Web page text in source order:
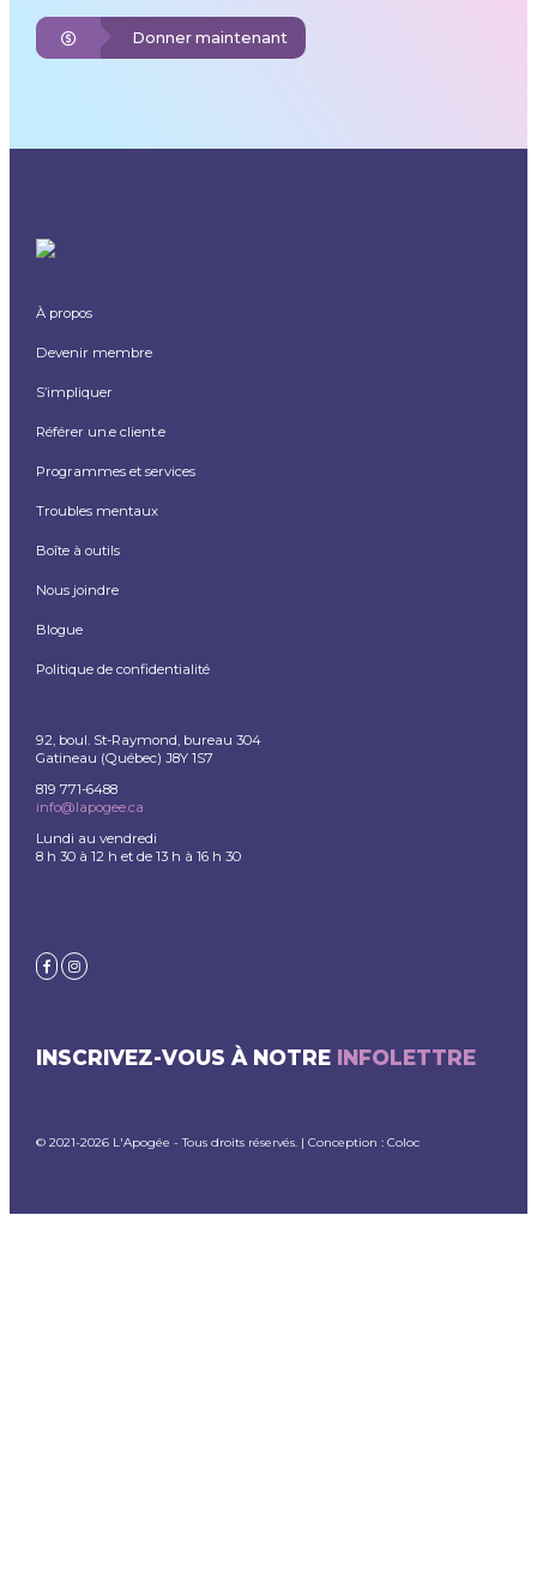
Donner maintenant
À propos
Devenir membre
S’impliquer
Référer un.e client.e
Programmes et services
Troubles mentaux
Boîte à outils
Nous joindre
Blogue
Politique de confidentialité
92, boul. St-Raymond, bureau 304
Gatineau (Québec) J8Y 1S7
819 771-6488
info@lapogee.ca
Lundi au vendredi
8 h 30 à 12 h et de 13 h à 16 h 30
INSCRIVEZ-VOUS À NOTRE INFOLETTRE
© 2021-2026 L'Apogée - Tous droits réservés. | Conception : Coloc